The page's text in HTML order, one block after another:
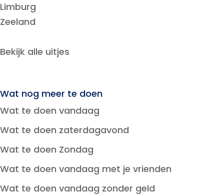
Limburg
Zeeland
Bekijk alle uitjes
Wat nog meer te doen
Wat te doen vandaag
Wat te doen zaterdagavond
Wat te doen Zondag
Wat te doen vandaag met je vrienden
Wat te doen vandaag zonder geld